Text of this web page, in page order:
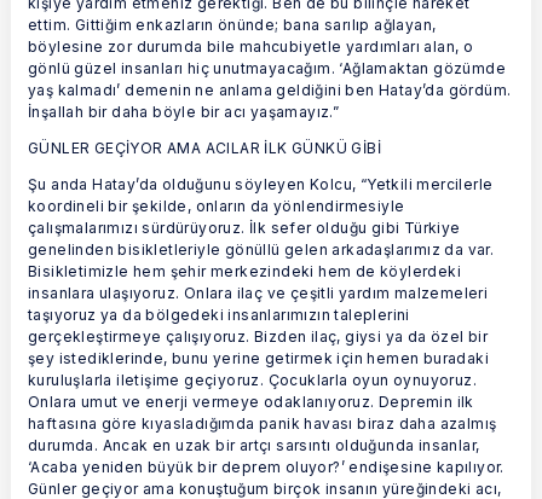
ettim. Gittiğim enkazların önünde; bana sarılıp ağlayan,
böylesine zor durumda bile mahcubiyetle yardımları alan, o
gönlü güzel insanları hiç unutmayacağım. ‘Ağlamaktan gözümde
yaş kalmadı’ demenin ne anlama geldiğini ben Hatay’da gördüm.
İnşallah bir daha böyle bir acı yaşamayız.”
GÜNLER GEÇİYOR AMA ACILAR İLK GÜNKÜ GİBİ
Şu anda Hatay’da olduğunu söyleyen Kolcu, “Yetkili mercilerle
koordineli bir şekilde, onların da yönlendirmesiyle
çalışmalarımızı sürdürüyoruz. İlk sefer olduğu gibi Türkiye
genelinden bisikletleriyle gönüllü gelen arkadaşlarımız da var.
Bisikletimizle hem şehir merkezindeki hem de köylerdeki
insanlara ulaşıyoruz. Onlara ilaç ve çeşitli yardım malzemeleri
taşıyoruz ya da bölgedeki insanlarımızın taleplerini
gerçekleştirmeye çalışıyoruz. Bizden ilaç, giysi ya da özel bir
şey istediklerinde, bunu yerine getirmek için hemen buradaki
kuruluşlarla iletişime geçiyoruz. Çocuklarla oyun oynuyoruz.
Onlara umut ve enerji vermeye odaklanıyoruz. Depremin ilk
haftasına göre kıyasladığımda panik havası biraz daha azalmış
durumda. Ancak en uzak bir artçı sarsıntı olduğunda insanlar,
‘Acaba yeniden büyük bir deprem oluyor?’ endişesine kapılıyor.
Günler geçiyor ama konuştuğum birçok insanın yüreğindeki acı,